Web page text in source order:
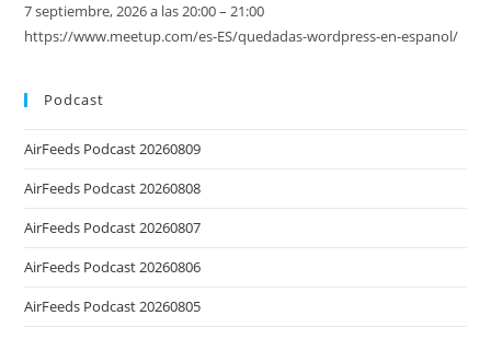
7 septiembre, 2026 a las 20:00 – 21:00
https://www.meetup.com/es-ES/quedadas-wordpress-en-espanol/
Podcast
AirFeeds Podcast 20260809
AirFeeds Podcast 20260808
AirFeeds Podcast 20260807
AirFeeds Podcast 20260806
AirFeeds Podcast 20260805